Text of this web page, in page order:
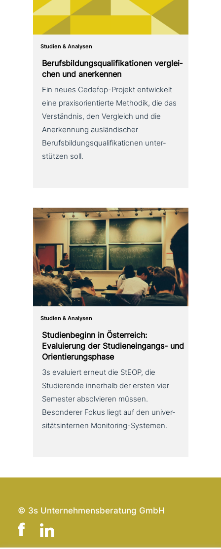
Studien & Analysen
Berufsbildungsqualifikationen ver­glei­
chen und anerkennen
Ein neues Cedefop-Projekt ent­wickelt
eine pra­xis­ori­en­tier­te Methodik, die das
Verständnis, den Vergleich und die
Anerkennung aus­län­di­scher
Berufsbildungsqualifikationen unter­
stüt­zen soll.
Studien & Analysen
Studienbeginn in Österreich:
Evaluierung der Studieneingangs- und
Orientierungsphase
3s evaluiert erneut die StEOP, die
Studierende innerhalb der ersten vier
Semester absol­vie­ren müssen.
Besonderer Fokus liegt auf den uni­ver­
si­täts­in­ter­nen Monitoring-Systemen.
© 3s Unternehmensberatung GmbH